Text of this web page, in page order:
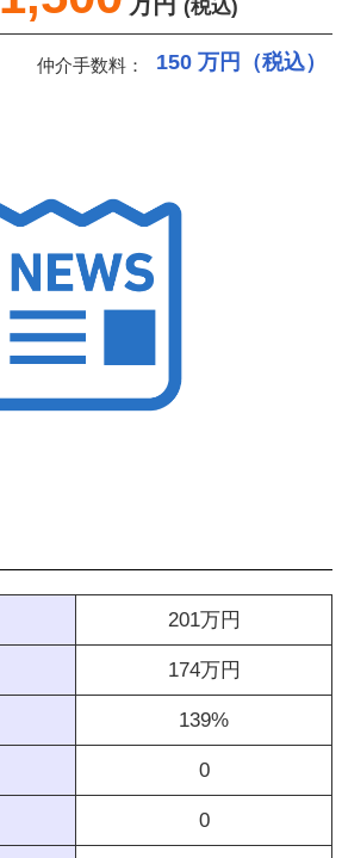
(税込)
仲介手数料： 150 万円（税込）
201万円
174万円
139%
0
0